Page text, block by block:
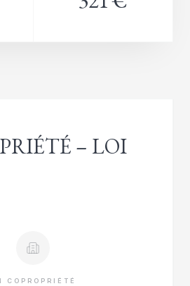
– LOI
COPROPRIÉTÉ